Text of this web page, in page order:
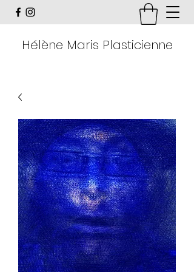
Hélène Maris Plasticienne